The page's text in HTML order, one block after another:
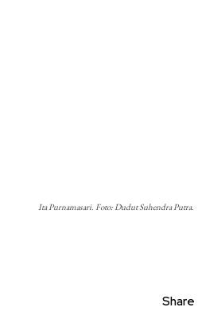
Ita Purnamasari. Foto: Dudut Suhendra Putra.
Share